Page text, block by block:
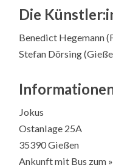
Die
Benedict Hegemann
Stefan Dörsing
Jokus
Ostanlage 25A
35390 Gießen
Ankunft mit Bus zum